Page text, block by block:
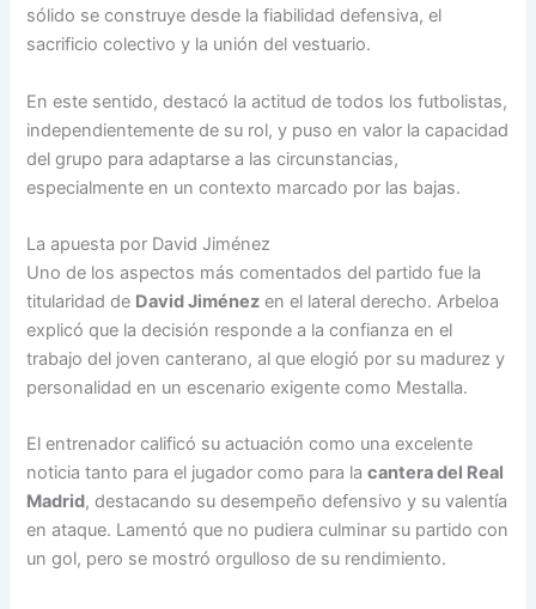
sólido se construye desde la fiabilidad defensiva, el
sacrificio colectivo y la unión del vestuario.
En este sentido, destacó la actitud de todos los futbolistas,
independientemente de su rol, y puso en valor la capacidad
del grupo para adaptarse a las circunstancias,
especialmente en un contexto marcado por las bajas.
La apuesta por David Jiménez
Uno de los aspectos más comentados del partido fue la
titularidad de David Jiménez en el lateral derecho. Arbeloa
explicó que la decisión responde a la confianza en el
trabajo del joven canterano, al que elogió por su madurez y
personalidad en un escenario exigente como Mestalla.
El entrenador calificó su actuación como una excelente
noticia tanto para el jugador como para lacantera del Real
Madrid, destacando su desempeño defensivo y su valentía
en ataque. Lamentó que no pudiera culminar su partido con
un gol, pero se mostró orgulloso de su rendimiento.